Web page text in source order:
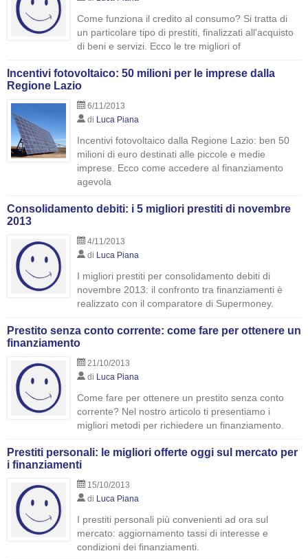
Come funziona il credito al consumo? Si tratta di
un particolare tipo di prestiti, finalizzati all'acquisto
di beni e servizi. Ecco le tre migliori of
Incentivi fotovoltaico: 50 milioni per le imprese dalla
Regione Lazio
6/11/2013
di Luca Piana
Incentivi fotovoltaico dalla Regione Lazio: ben 50
milioni di euro destinati alle piccole e medie
imprese. Ecco come accedere al finanziamento
agevola
Consolidamento debiti: i 5 migliori prestiti di novembre
2013
4/11/2013
di Luca Piana
I migliori prestiti per consolidamento debiti di
novembre 2013: il confronto tra finanziamenti è
realizzato con il comparatore di Supermoney.
Prestito senza conto corrente: come fare per ottenere un
finanziamento
21/10/2013
di Luca Piana
Come fare per ottenere un prestito senza conto
corrente? Nel nostro articolo ti presentiamo i
migliori metodi per richiedere un finanziamento.
Prestiti personali: le migliori offerte oggi sul mercato per
i finanziamenti
15/10/2013
di Luca Piana
I prestiti personali più convenienti ad ora sul
mercato: aggiornamento tassi di interesse e
condizioni dei finanziamenti.